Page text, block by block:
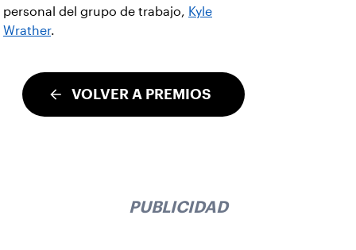
personal del grupo de trabajo, Kyle
Wrather.
VOLVER A PREMIOS
PUBLICIDAD